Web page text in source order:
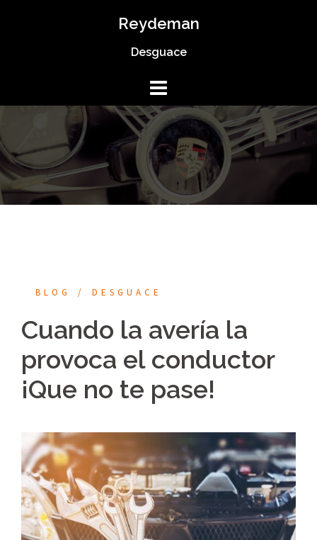
Reydeman
Desguace
BLOG DESGUACE
Cuando la avería la
provoca el conductor
¡Que no te pase!